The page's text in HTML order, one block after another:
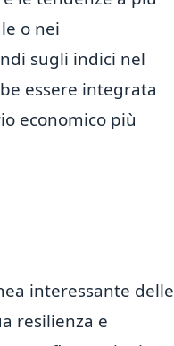
o nei
sugli indici nel
essere integrata
economico più
interessante delle
resilienza e